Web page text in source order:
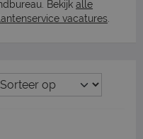
Bekijk alle
vacatures